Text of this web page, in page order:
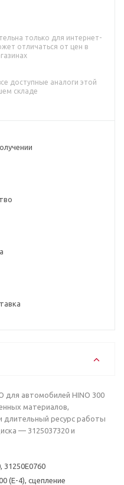
только для интернет-
отличаться от цен в
доступные аналоги этой
складе
для автомобилей HINO 300
материалов,
длительный ресурс работы
— 3125037320 и
(E-4), сцепление